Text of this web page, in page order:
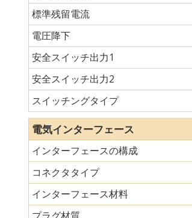
標準残留電流
電圧降下
安全スイッチ出力1
安全スイッチ出力2
スイッチングタイプ
電気インターフェース
インターフェースの構成
コネクタタイプ
インターフェース材料